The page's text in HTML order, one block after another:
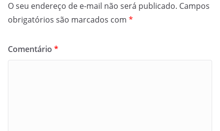
O seu endereço de e-mail não será publicado. Campos
obrigatórios são marcados com *
Comentário *